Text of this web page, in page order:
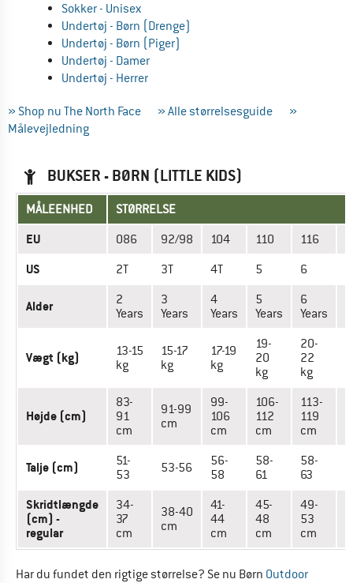
Sokker - Unisex
Undertøj - Børn (Drenge)
Undertøj - Børn (Piger)
Undertøj - Damer
Undertøj - Herrer
» Shop nu The North Face » Alle størrelsesguide
»
Målevejledning
BUKSER - BØRN (LITTLE KIDS)
MÅLEENHED STØRRELSE
EU 086 92/98 104 110 116
US 2T 3T 4T 5 6
Alder
2
Years
3
Years
4
Years
5
Years
6
Years
Vægt (kg)
13-15
kg
15-17
kg
17-19
kg
19-
20
kg
20-
22
kg
Højde (cm)
83-
91
cm
91-99
cm
99-
106
cm
106-
112
cm
113-
119
cm
Talje (cm)
51-
53
53-56
56-
58
58-
61
58-
63
Skridtlængde
(cm) -
regular
34-
37
cm
38-40
cm
41-
44
cm
45-
48
cm
49-
53
cm
Har du fundet den rigtige størrelse? Se nu Børn Outdoor